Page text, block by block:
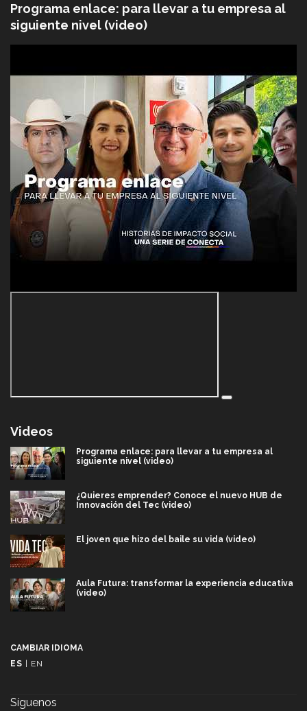
Programa enlace: para llevar a tu empresa al
siguiente nivel (video)
Videos
Programa enlace: para llevar a tu empresa al
siguiente nivel (video)
¿Quieres emprender? Conoce el nuevo HUB de
Innovación del Tec (video)
El joven que hizo del baile su vida (video)
Aula Futura: transformar la experiencia educativa
(video)
CAMBIAR IDIOMA
ES
EN
Síguenos